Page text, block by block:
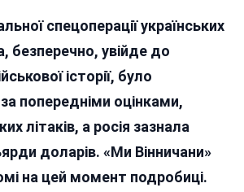
Авіації
спецоперації українських
безперечно, увійде до
історії, було
попередніми оцінками,
літаків, а росія зазнала
доларів. «Ми Вінничани»
на цей момент подробиці.